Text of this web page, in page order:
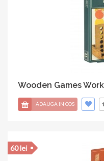
Wooden Games
ADAUGA IN COS
60 lei